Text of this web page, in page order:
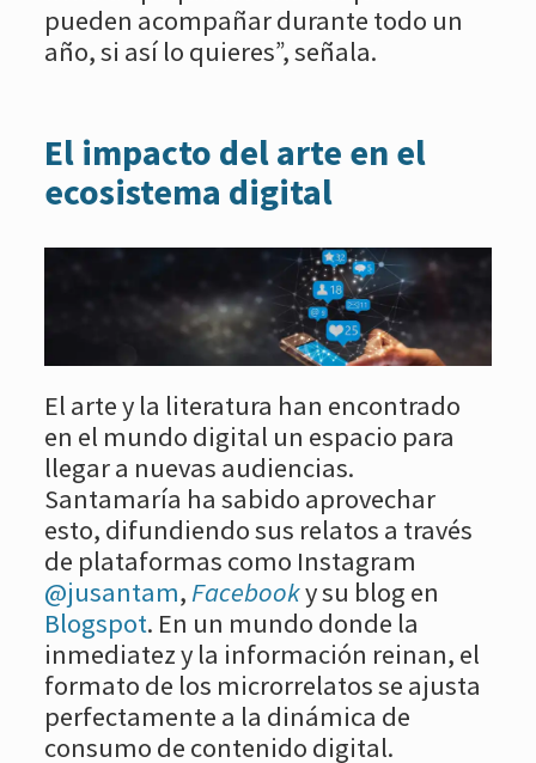
pueden acompañar durante todo un
año, si así lo quieres”, señala.
El impacto del arte en el
ecosistema digital
El arte y la literatura han encontrado
en el mundo digital un espacio para
llegar a nuevas audiencias.
Santamaría ha sabido aprovechar
esto, difundiendo sus relatos a través
de plataformas como Instagram
@jusantam,Facebooky su blog en
Blogspot. En un mundo donde la
inmediatez y la información reinan, el
formato de los microrrelatos se ajusta
perfectamente a la dinámica de
consumo de contenido digital.